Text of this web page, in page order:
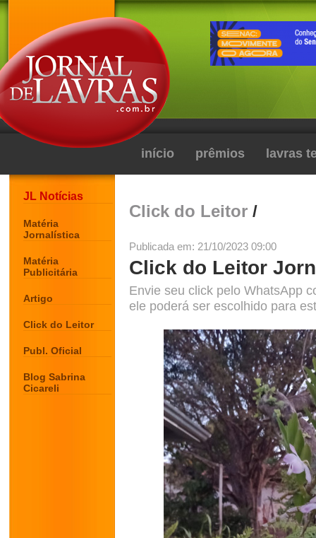
início prêmios lavras
JL Notícias
Matéria
Jornalística
Matéria
Publicitária
Artigo
Click do Leitor
Publ. Oficial
Blog Sabrina
Cicareli
Click do Leitor /
Publicada em: 21/10/2023 09:00
Click do Leitor
Envie seu click pelo WhatsApp
ele poderá ser escolhido para